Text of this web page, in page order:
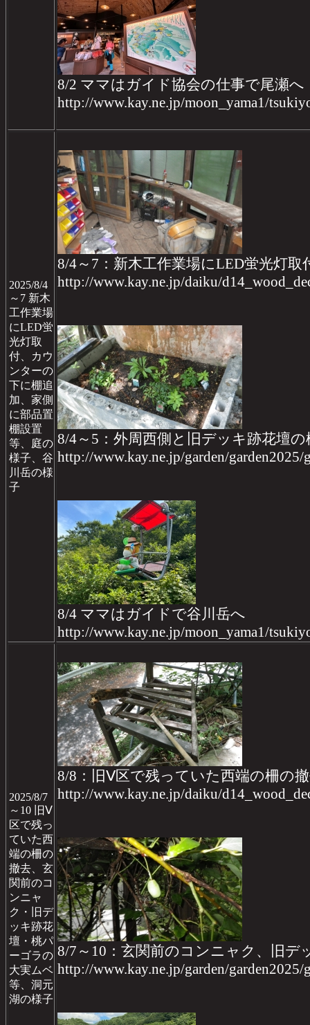
8/2 ママはガイド協会の仕事で尾瀬へ
http://www.kay.ne.jp/moon_yama1/
2025/8/4
～7 新木
工作業場
にLED蛍
光灯取
付、カウ
ンターの
下に棚追
加、家側
に部品置
棚設置
等、庭の
様子、谷
川岳の様
子
8/4～7：新木工作業場にLED蛍光灯
http://www.kay.ne.jp/daiku/
8/4～5：外周西側と旧デッキ跡花壇
http://www.kay.ne.jp/garden/
8/4 ママはガイドで谷川岳へ
http://www.kay.ne.jp/moon_yama1/
2025/8/7
～10 旧Ⅴ
区で残っ
ていた西
端の柵の
撤去、玄
関前のコ
ンニャ
ク・旧デ
ッキ跡花
壇・桃パ
ーゴラの
大実ムベ
等、洞元
湖の様子
8/8：旧Ⅴ区で残っていた西端の柵の
http://www.kay.ne.jp/daiku/
8/7～10：玄関前のコンニャク、旧
http://www.kay.ne.jp/garden/garden2025/